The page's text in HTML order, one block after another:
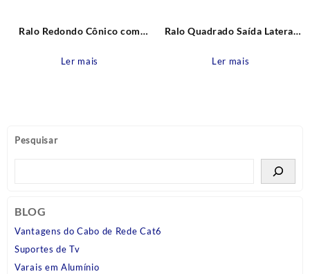
Pesquisar
BLOG
Vantagens do Cabo de Rede Cat6
Suportes de Tv
Varais em Alumínio
Ralo Redondo Cônico com
Ler mais
Ralo Quadrado Saída Lateral
100 mm x 53 mm x 40 mm
Ler mais